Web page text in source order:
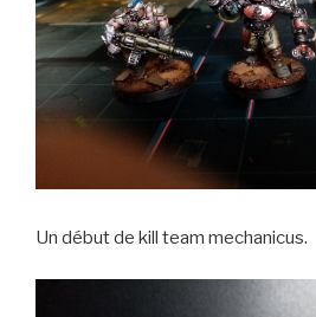
Un début de kill team mechanicus.